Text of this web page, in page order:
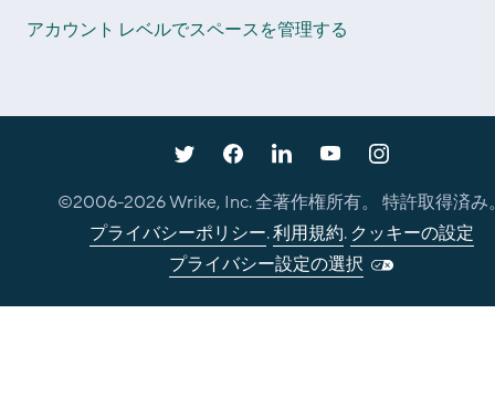
アカウント レベルでスペースを管理する
©2006-2026Wrike, Inc. 全著作権所有。 特許取得済み
プライバシーポリシー.利用規約. クッキーの設定
プライバシー設定の選択